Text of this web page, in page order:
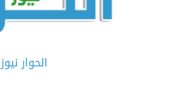
الحوار نيوز